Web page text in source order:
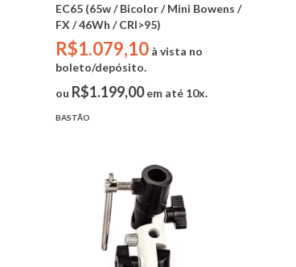
EC65 (65w / Bicolor / Mini Bowens /
FX / 46Wh / CRI>95)
R$1.079,10 à vista no
boleto/depósito.
ou R$1.199,00em até 10x.
BASTÃO